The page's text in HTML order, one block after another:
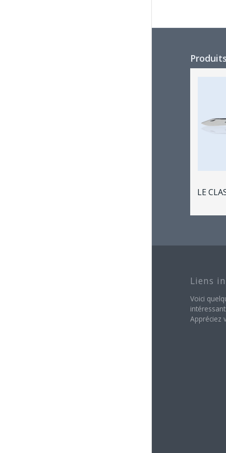
LE
Liens
Voici
Appréciez